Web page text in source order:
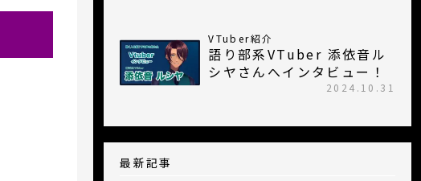
VTuber紹介
語り部系VTuber 添依音ル
シヤさんへインタビュー！
2024.10.31
最新記事